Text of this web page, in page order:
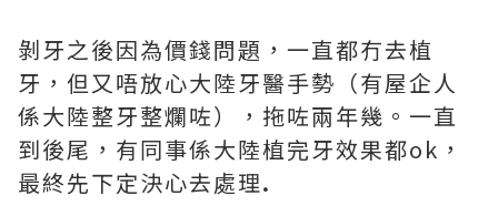
剝牙之後因為價錢問題，一直都冇去植
牙，但又唔放心大陸牙醫手勢（有屋企人
係大陸整牙整爛咗），拖咗兩年幾。一直
到後尾，有同事係大陸植完牙效果都ok，
最終先下定決心去處理.